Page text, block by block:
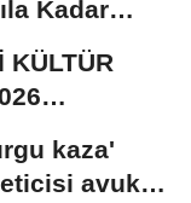
Kadar
KÜLTÜR
kaza'
avukat